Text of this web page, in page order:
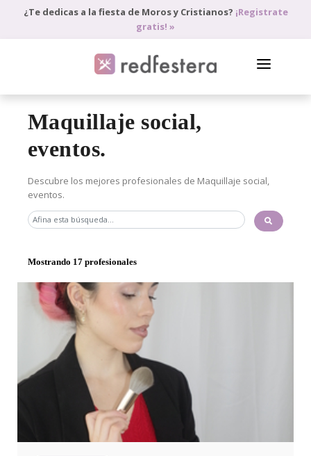
¿Te dedicas a la fiesta de Moros y Cristianos? ¡Registrate
gratis! »
ANÚNCIATE
ACCEDE
Maquillaje social,
eventos.
Descubre los mejores profesionales de Maquillaje social,
eventos.
Mostrando 17 profesionales